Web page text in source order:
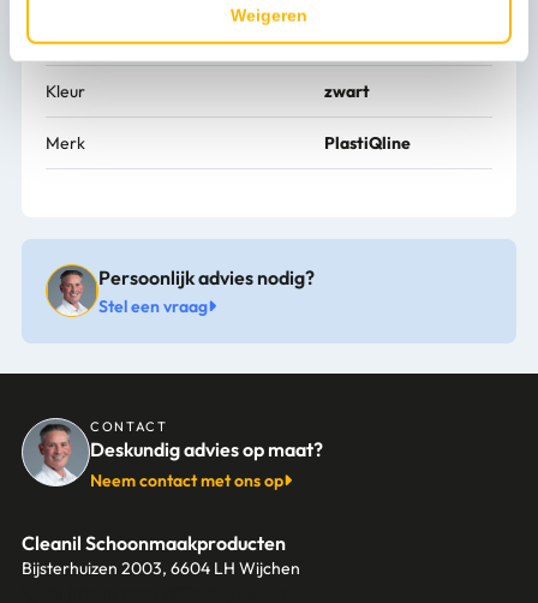
Weigeren
Artikel lengte mm 115
Kleur zwart
Merk PlastiQline
Persoonlijk advies nodig?
Stel een vraag
CONTACT
Deskundig advies op maat?
Neem contact met ons op
Cleanil Schoonmaakproducten
Bijsterhuizen 2003, 6604 LH Wijchen